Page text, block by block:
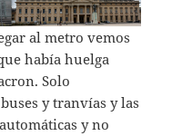
al metro vemos
había huelga
Solo
y tranvías y las
y no